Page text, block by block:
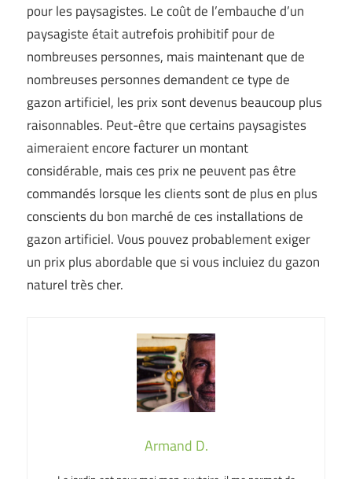
pour les paysagistes. Le coût de l’embauche d’un
paysagiste était autrefois prohibitif pour de
nombreuses personnes, mais maintenant que de
nombreuses personnes demandent ce type de
gazon artificiel, les prix sont devenus beaucoup plus
raisonnables. Peut-être que certains paysagistes
aimeraient encore facturer un montant
considérable, mais ces prix ne peuvent pas être
commandés lorsque les clients sont de plus en plus
conscients du bon marché de ces installations de
gazon artificiel. Vous pouvez probablement exiger
un prix plus abordable que si vous incluiez du gazon
naturel très cher.
Armand D.